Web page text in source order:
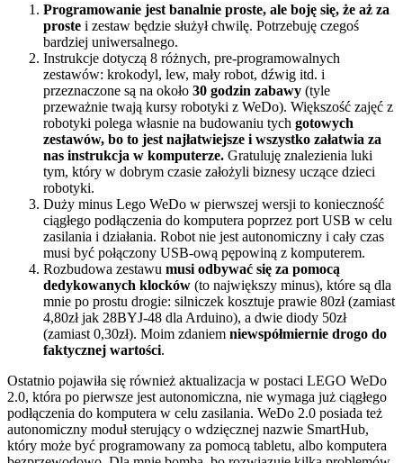
Programowanie jest banalnie proste, ale boję się, że aż za
proste i zestaw będzie służył chwilę. Potrzebuję czegoś
bardziej uniwersalnego.
Instrukcje dotyczą 8 różnych, pre-programowalnych
zestawów: krokodyl, lew, mały robot, dźwig itd. i
przeznaczone są na około 30 godzin zabawy (tyle
przeważnie twają kursy robotyki z WeDo). Większość zajęć z
robotyki polega własnie na budowaniu tych gotowych
zestawów, bo to jest najłatwiejsze i wszystko załatwia za
nas instrukcja w komputerze. Gratuluję znalezienia luki
tym, który w dobrym czasie założyli biznesy uczące dzieci
robotyki.
Duży minus Lego WeDo w pierwszej wersji to konieczność
ciągłego podłączenia do komputera poprzez port USB w celu
zasilania i działania. Robot nie jest autonomiczny i cały czas
musi być połączony USB-ową pępowiną z komputerem.
Rozbudowa zestawu musi odbywać się za pomocą
dedykowanych klocków (to największy minus), które są dla
mnie po prostu drogie: silniczek kosztuje prawie 80zł (zamiast
4,80zł jak 28BYJ-48 dla Arduino), a dwie diody 50zł
(zamiast 0,30zł). Moim zdaniem niewspółmiernie drogo do
faktycznej wartości.
Ostatnio pojawiła się również aktualizacja w postaci LEGO WeDo
2.0, która po pierwsze jest autonomiczna, nie wymaga już ciągłego
podłączenia do komputera w celu zasilania. WeDo 2.0 posiada też
autonomiczny moduł sterujący o wdzięcznej nazwie SmartHub,
który może być programowany za pomocą tabletu, albo komputera